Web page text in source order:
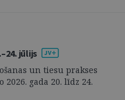
jūlijs
un tiesu prakses
gada 20. līdz 24.